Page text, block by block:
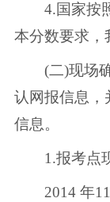
4.国家按照
本分数要求，
(二)现场确
认网报信息，
信息。
1.报考点现
2014 年11